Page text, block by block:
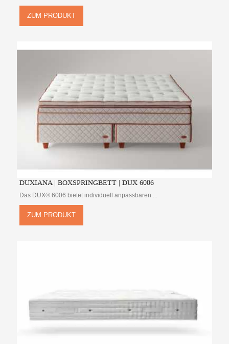
ZUM PRODUKT
DUXIANA | BOXSPRINGBETT | DUX 6006
Das DUX® 6006 bietet individuell anpassbaren ...
ZUM PRODUKT